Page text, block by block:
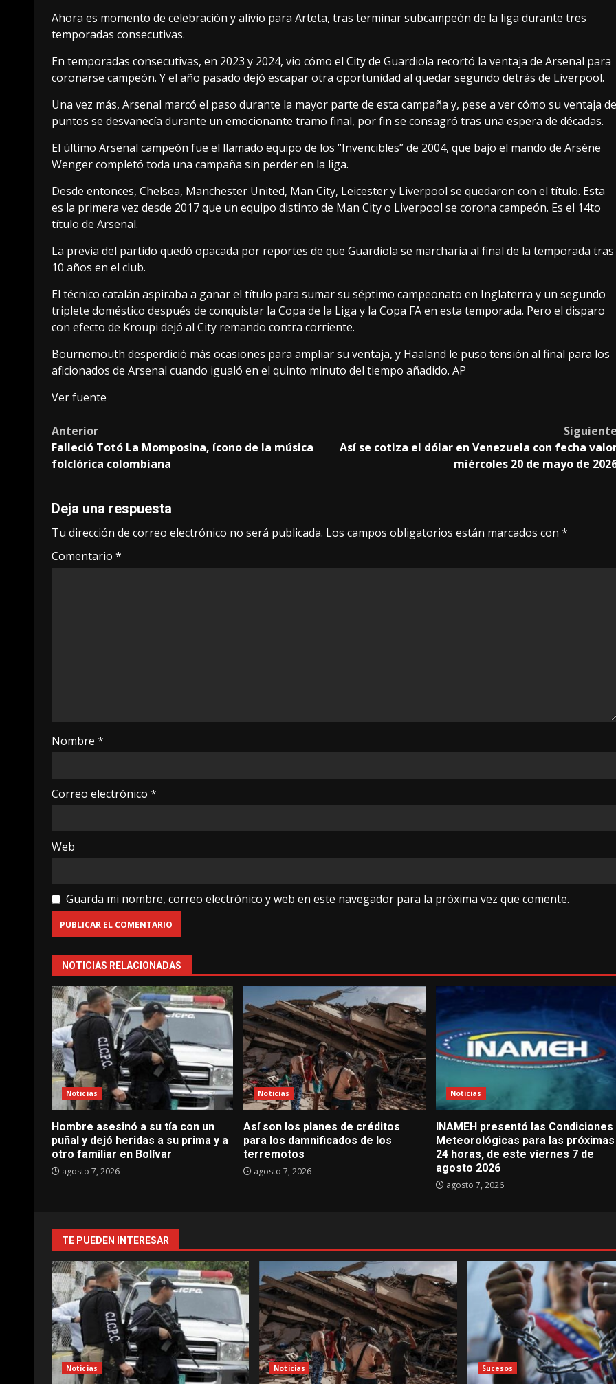
Ahora es momento de celebración y alivio para Arteta, tras terminar subcampeón de la liga durante tres
temporadas consecutivas.
En temporadas consecutivas, en 2023 y 2024, vio cómo el City de Guardiola recortó la ventaja de Arsenal para
coronarse campeón. Y el año pasado dejó escapar otra oportunidad al quedar segundo detrás de Liverpool.
Una vez más, Arsenal marcó el paso durante la mayor parte de esta campaña y, pese a ver cómo su ventaja de
puntos se desvanecía durante un emocionante tramo final, por fin se consagró tras una espera de décadas.
El último Arsenal campeón fue el llamado equipo de los “Invencibles” de 2004, que bajo el mando de Arsène
Wenger completó toda una campaña sin perder en la liga.
Desde entonces, Chelsea, Manchester United, Man City, Leicester y Liverpool se quedaron con el título. Esta
es la primera vez desde 2017 que un equipo distinto de Man City o Liverpool se corona campeón. Es el 14to
título de Arsenal.
La previa del partido quedó opacada por reportes de que Guardiola se marcharía al final de la temporada tras
10 años en el club.
El técnico catalán aspiraba a ganar el título para sumar su séptimo campeonato en Inglaterra y un segundo
triplete doméstico después de conquistar la Copa de la Liga y la Copa FA en esta temporada. Pero el disparo
con efecto de Kroupi dejó al City remando contra corriente.
Bournemouth desperdició más ocasiones para ampliar su ventaja, y Haaland le puso tensión al final para los
aficionados de Arsenal cuando igualó en el quinto minuto del tiempo añadido. AP
Ver fuente
Post
navigation
Anterior
Falleció Totó La Momposina, ícono de la música
folclórica colombiana
Así se cotiza el dólar en Venezuela con fecha
miércoles 20 de mayo de
Deja una respuesta
Tu dirección de correo electrónico no será publicada. Los campos obligatorios están marcados con *
Comentario *
Nombre *
Correo electrónico *
Web
Guarda mi nombre, correo electrónico y web en este navegador para la próxima vez que comente.
NOTICIAS RELACIONADAS
Noticias
Hombre asesinó a su tía con un
puñal y dejó heridas a su prima y a
otro familiar en Bolívar
agosto 7, 2026
Noticias
Así son los planes de créditos
para los damnificados de los
terremotos
agosto 7, 2026
Noticias
INAMEH presentó las Condiciones
Meteorológicas para las próximas
24 horas, de este viernes 7 de
agosto 2026
agosto 7, 2026
TE PUEDEN INTERESAR
Noticias Noticias Sucesos